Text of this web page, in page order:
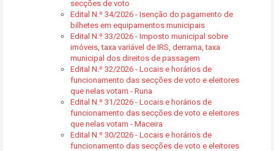
secções de voto
Edital N.º 34/2026 - Isenção do pagamento de
bilhetes em equipamentos municipais
Edital N.º 33/2026 - Imposto municipal sobre
imóveis, taxa variável de IRS, derrama, taxa
municipal dos direitos de passagem
Edital N.º 32/2026 - Locais e horários de
funcionamento das secções de voto e eleitores
que nelas votam - Runa
Edital N.º 31/2026 - Locais e horários de
funcionamento das secções de voto e eleitores
que nelas votam - Maceira
Edital N.º 30/2026 - Locais e horários de
funcionamento das secções de voto e eleitores